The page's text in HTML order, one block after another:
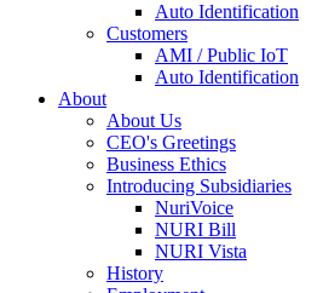
Auto Identification
Customers
AMI / Public IoT
Auto Identification
About
About Us
CEO's Greetings
Business Ethics
Introducing Subsidiaries
NuriVoice
NURI Bill
NURI Vista
History